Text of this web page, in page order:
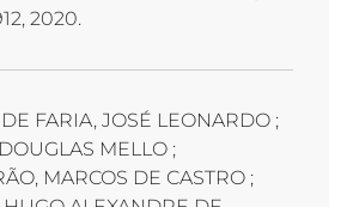
2020.
FARIA, JOSÉ LEONARDO ;
MELLO ;
MARCOS DE CASTRO ;